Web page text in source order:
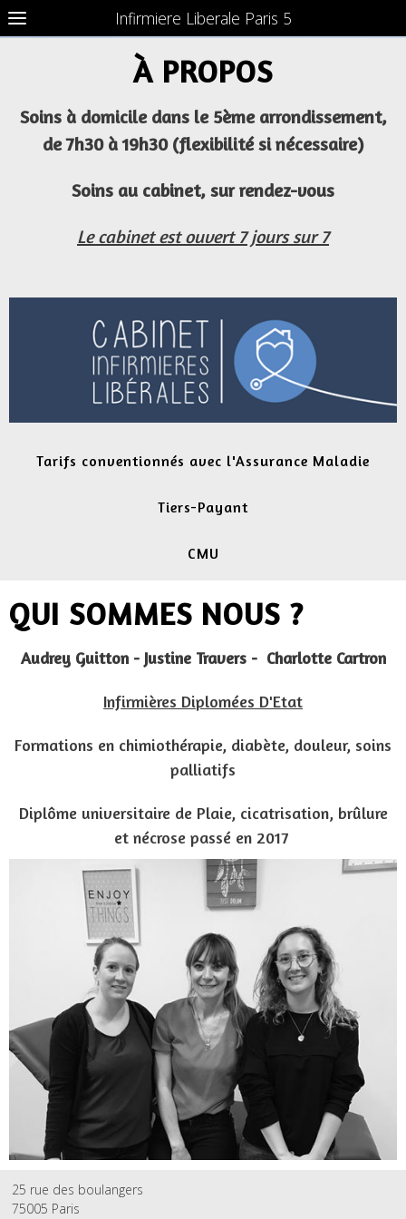
Infirmiere Liberale Paris 5
À PROPOS
Soins à domicile dans le 5ème arrondissement,
de 7h30 à 19h30 (flexibilité si nécessaire)
Soins au cabinet, sur rendez-vous
Le cabinet est ouvert 7 jours sur 7
Tarifs conventionnés avec l'Assurance Maladie
Tiers-Payant
CMU
QUI SOMMES NOUS ?
Audrey Guitton - Justine Travers - Charlotte Cartron
Infirmières Diplomées D'Etat
Formations en chimiothérapie, diabète, douleur, soins
palliatifs
Diplôme universitaire de Plaie, cicatrisation, brûlure
et nécrose passé en 2017
25 rue des boulangers
75005 Paris